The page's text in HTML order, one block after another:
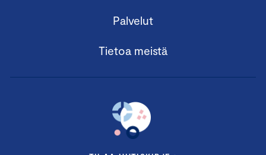
Palvelut
Tietoa meistä